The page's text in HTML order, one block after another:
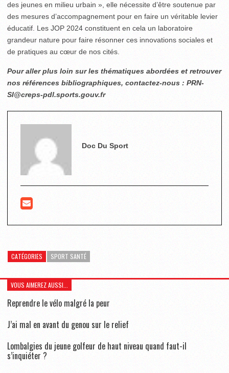
des jeunes en milieu urbain », elle nécessite d’être soutenue par
des mesures d’accompagnement pour en faire un véritable levier
éducatif. Les JOP 2024 constituent en cela un laboratoire
grandeur nature pour faire résonner ces innovations sociales et
de pratiques au cœur de nos cités.
Pour aller plus loin sur les thématiques abordées et retrouver
nos références bibliographiques, contactez-nous : PRN-
SI@creps-pdl.sports.gouv.fr
Doc Du Sport
CATÉGORIES SPORT SANTÉ
VOUS AIMEREZ AUSSI...
Reprendre le vélo malgré la peur
J’ai mal en avant du genou sur le relief
Lombalgies du jeune golfeur de haut niveau quand faut-il
s’inquiéter ?